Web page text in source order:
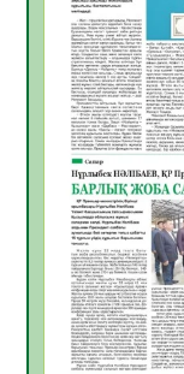
05.08.2026
Қазақстан
қолайлы ел
05.08.2026
Өрт
азаматтың
05.08.2026
Руслан
кеңесшісі
05.08.2026